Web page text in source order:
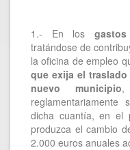
1.- En los
tratándose de
la oficina de empleo
que exija el
nuevo municipio,
reglamentariamente
dicha cuantía, en el
produzca el cambio
2.000 euros anuales